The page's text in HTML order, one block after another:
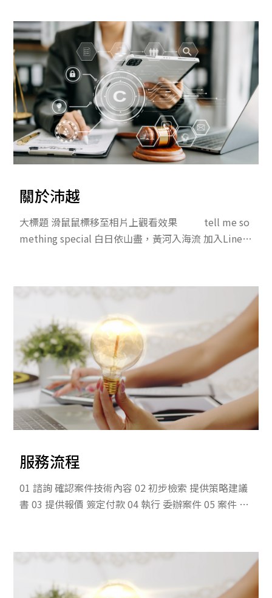
食品安全等全球議題。未來，透過更開放和協作的專
利政策，我們能夠應對日益複雜的全球挑戰，實現社
會的可持續發展和科技的長足進步。
關於沛越
大標題 滑鼠鼠標移至相片上觀看效果 tell me so
mething special 白日依山盡，黃河入海流 加入Line
服務流程
01 諮詢 確認案件技術內容 02 初步檢索 提供策略建議
書 03 提供報價 簽定付款 04 執行 委辦案件 05 案件 核